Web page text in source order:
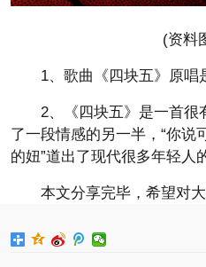
(资料
1、歌曲《四块五》原唱
2、《四块五》是一首很
了一段情感的另一半，“你说
的妞”道出了现代很多年轻人
本文分享完毕，希望对大